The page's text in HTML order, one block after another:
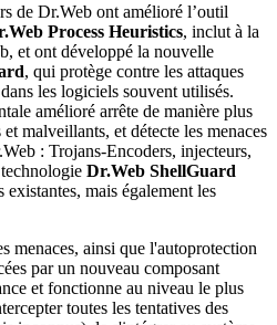
de Dr.Web ont amélioré l’outil
Process Heuristics, inclut à la
et ont développé la nouvelle
, qui protège contre les attaques
les logiciels souvent utilisés.
amélioré arrête de manière plus
malveillants, et détecte les menaces
: Trojans-Encoders, injecteurs,
Dr.Web ShellGuard
mais également les
menaces, ainsi que l'autoprotection
par un nouveau composant
et fonctionne au niveau le plus
toutes les tentatives des